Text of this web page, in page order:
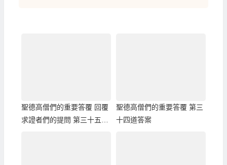
聖德高僧們的重要答覆 回覆
求證者們的提問 第三十五道
聖德高僧們的重要答覆 第三
十四道答案